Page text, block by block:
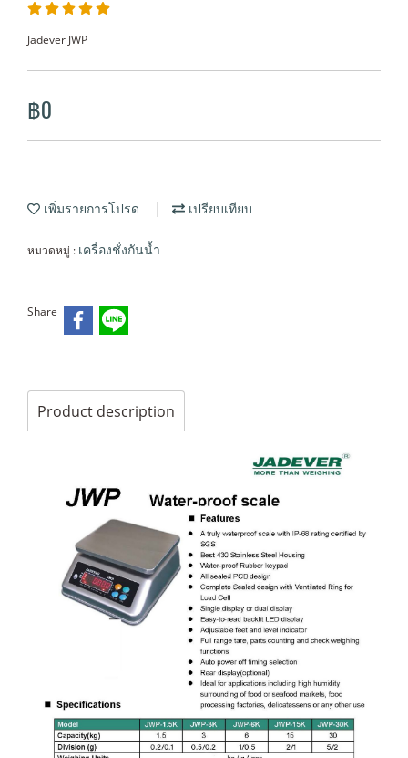
Jadever JWP
฿0
เพิ่มรายการโปรด เปรียบเทียบ
หมวดหมู่ : เครื่องชั่งกันน้ำ
Share
Product description